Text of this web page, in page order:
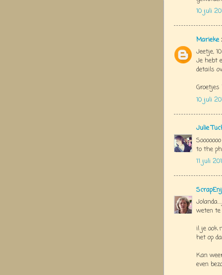
10 juli
Marieke
Jeetje,
Je hebt
details
10 juli
Julie
to the
11 juli
weten te
il je ook
het op
Kan
even